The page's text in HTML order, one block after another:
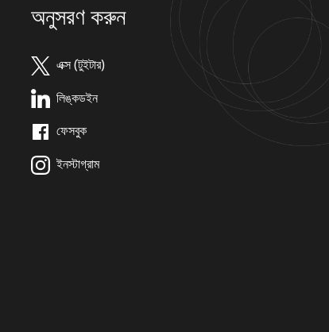
অনুসরণ করুন
এক্স (টুইটার)
লিঙ্কডইন
ফেসবুক
ইনস্টাগ্রাম